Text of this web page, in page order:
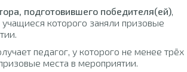
подготовившего победителя(ей),
учащиеся которого заняли призовые
педагог, у которого не менее трёх
места в мероприятии.